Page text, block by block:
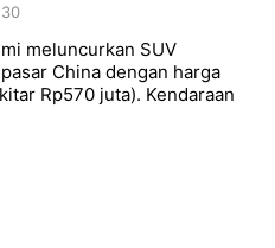
meluncurkan SUV
China dengan harga
juta). Kendaraan